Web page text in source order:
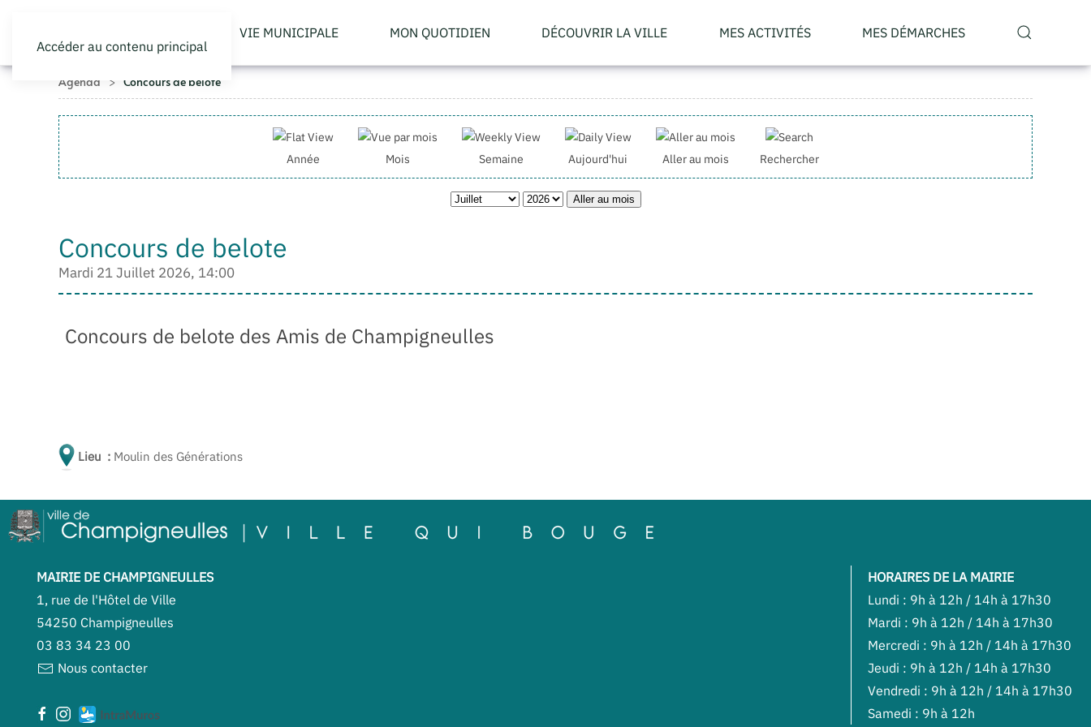
Accéder au contenu principal
VIE MUNICIPALE MON QUOTIDIEN DÉCOUVRIR LA VILLE MES ACTIVITÉS MES DÉMARCHES
Agenda Concours de belote
Année Mois Semaine Aujourd'hui Aller au mois Rechercher
Aller au mois
Concours de belote
Mardi 21 Juillet 2026, 14:00
Concours de belote des Amis de Champigneulles
Lieu : Moulin des Générations
MAIRIE DE CHAMPIGNEULLES
1, rue de l'Hôtel de Ville
54250 Champigneulles
03 83 34 23 00
Nous contacter
HORAIRES DE LA MAIRIE
Lundi : 9h à 12h / 14h à 17h30
Mardi : 9h à 12h / 14h à 17h30
Mercredi : 9h à 12h / 14h à 17h30
Jeudi : 9h à 12h / 14h à 17h30
Vendredi : 9h à 12h / 14h à 17h30
Samedi : 9h à 12h